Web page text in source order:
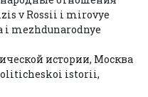
v Rossii i mirovye
i mezhdunarodnye
истории, Москва
istorii,